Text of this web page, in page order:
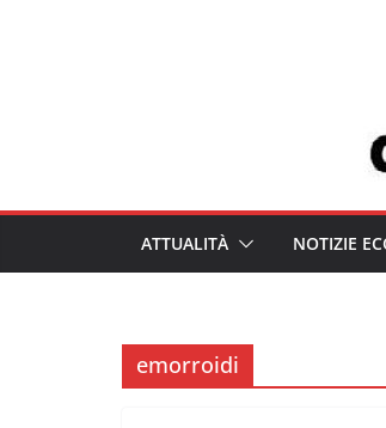
ATTUALITÀ NOTIZIE
emorroidi